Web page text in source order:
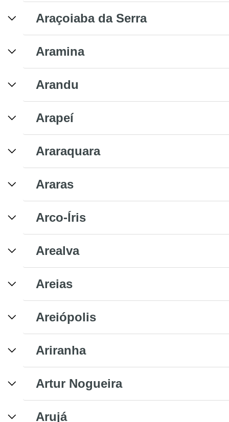
Araçoiaba da Serra
Aramina
Arandu
Arapeí
Araraquara
Araras
Arco-Íris
Arealva
Areias
Areiópolis
Ariranha
Artur Nogueira
Arujá